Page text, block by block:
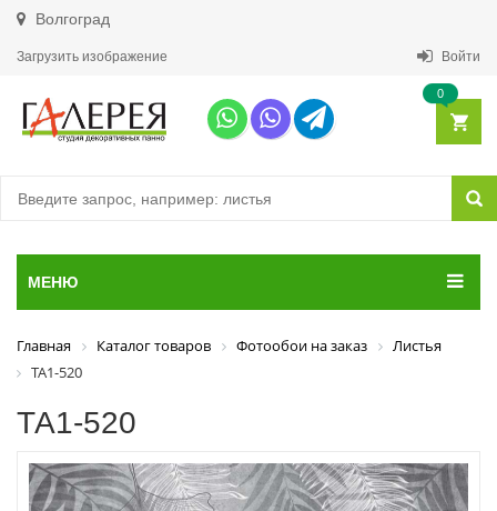
Волгоград
Загрузить изображение Войти
0
МЕНЮ
Главная Каталог товаров Фотообои на заказ
Листья
ТА1-520
ТА1-520